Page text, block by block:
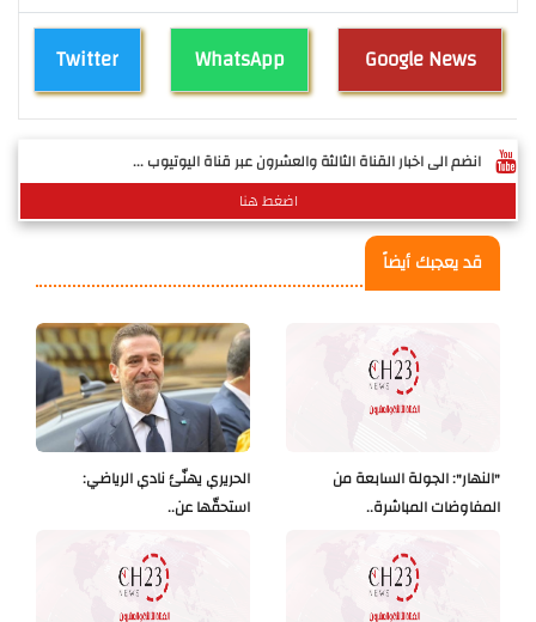
Twitter WhatsApp Google News
انضم الى اخبار القناة الثالثة والعشرون عبر قناة اليوتيوب ...
اضغط هنا
قد يعجبك أيضاً
الحريري يهنّئ نادي الرياضي:
استحقّها عن..
"النهار": الجولة السابعة من
المفاوضات المباشرة..